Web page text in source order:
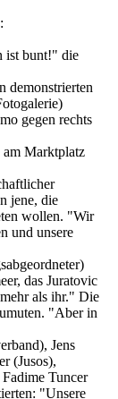
ist bunt!" die
demonstrierten
gegen rechts
am Marktplatz
jene, die
wollen. "Wir
und unsere
das Juratovic
als ihr." Die
"Aber in
Jens
(Jusos),
Tuncer
"Unsere